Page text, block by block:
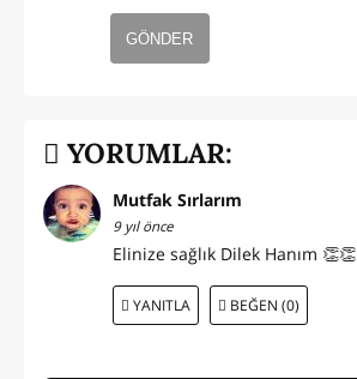
GÖNDER
YORUMLAR:
Mutfak Sırlarım
9 yıl önce
Elinize sağlık Dilek Hanım 👏👏
YANITLA BEĞEN (0)